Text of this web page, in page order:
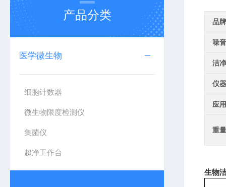
产品分类
医学微生物
细胞计数器
微生物限度检测仪
集菌仪
超净工作台
品牌
噪音
洁
仪
应
重量
生物